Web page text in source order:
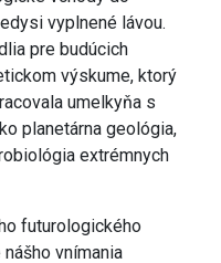
vyplnené lávou.
pre budúcich
výskume, ktorý
umelkyňa s
planetárna geológia,
extrémnych
futurologického
vnímania